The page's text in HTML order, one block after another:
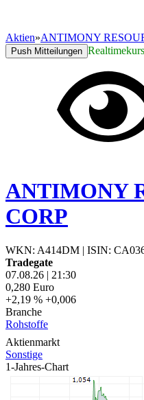
Aktien»ANTIMONY
Push Mitteilungen
ANTIMONY
CORP
WKN: A414DM | ISIN:
Tradegate
07.08.26 | 21:30
0,280 Euro
+2,19 % +0,006
Branche
Rohstoffe
Aktienmarkt
Sonstige
1-Jahres-Chart